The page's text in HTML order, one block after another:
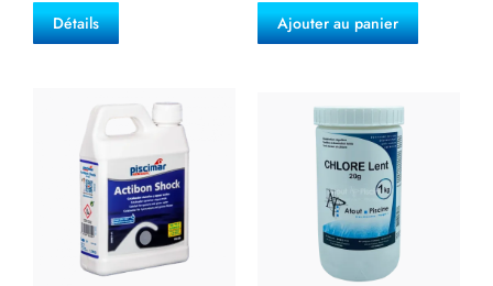
Détails
Ajouter au panier